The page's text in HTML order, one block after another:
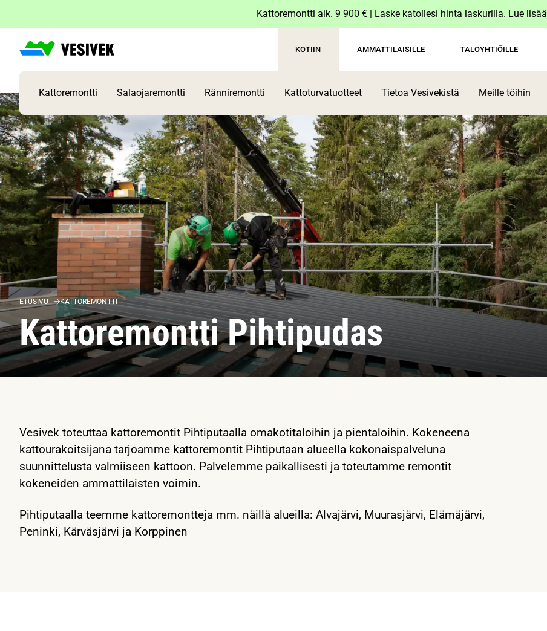
Kattoremontti alk. 9 900 € | Laske katollesi hinta laskurilla. Lue lisää
KOTIIN AMMATTILAISILLE TALOYHTIÖILLE
Kattoremontti Salaojaremontti Ränniremontti Kattoturvatuotteet Tietoa Vesivekistä Meille töihin
ETUSIVU KATTOREMONTTI
Kattoremontti Pihtipudas
Vesivek toteuttaa kattoremontit Pihtiputaalla omakotitaloihin ja pientaloihin. Kokeneena
kattourakoitsijana tarjoamme kattoremontit Pihtiputaan alueella kokonaispalveluna
suunnittelusta valmiiseen kattoon. Palvelemme paikallisesti ja toteutamme remontit
kokeneiden ammattilaisten voimin.
Pihtiputaalla teemme kattoremontteja mm. näillä alueilla: Alvajärvi, Muurasjärvi, Elämäjärvi,
Peninki, Kärväsjärvi ja Korppinen